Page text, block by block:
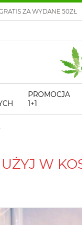
ZA WYDANE 50ZŁ
PROMOCJA
1+1
W